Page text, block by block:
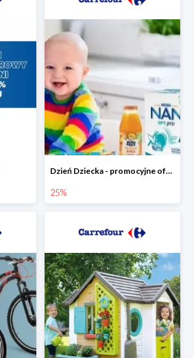
Dzień Dziecka - promocyjne oferty dla najmłodszych
25%